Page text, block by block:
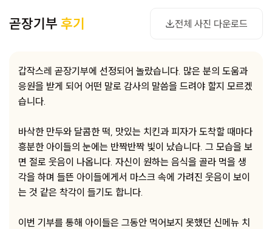
곧장기부 후기 전체 사진 다운로드
사진 다운로드
갑작스레 곧장기부에 선정되어 놀랐습니다. 많은 분의 도움과
응원을 받게 되어 어떤 말로 감사의 말씀을 드려야 할지 모르겠
습니다.
바삭한 만두와 달콤한 떡, 맛있는 치킨과 피자가 도착할 때마다
흥분한 아이들의 눈에는 반짝반짝 빛이 났습니다. 그 모습을 보
면 절로 웃음이 나옵니다. 자신이 원하는 음식을 골라 먹을 생
각을 하며 들뜬 아이들에게서 마스크 속에 가려진 웃음이 보이
는 것 같은 착각이 들기도 합니다.
이번 기부를 통해 아이들은 그동안 먹어보지 못했던 신메뉴 치